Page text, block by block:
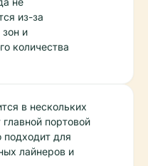
из-за
и
количества
в нескольких
портовой
подходит для
лайнеров и